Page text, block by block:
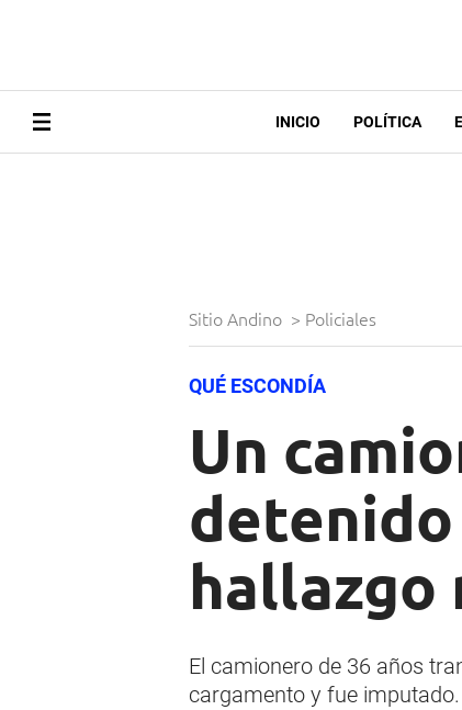
INICIO POLÍTICA
Sitio Andino > Policiales
QUÉ ESCONDÍA
Un
El camionero de 36 años
cargamento y fue imputado.